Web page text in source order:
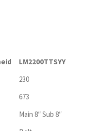
LM2200TTSYY
230
673
Main 8″ Sub 8″